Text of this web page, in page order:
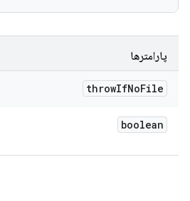
پارامترها
throwIfNoFile
boolean